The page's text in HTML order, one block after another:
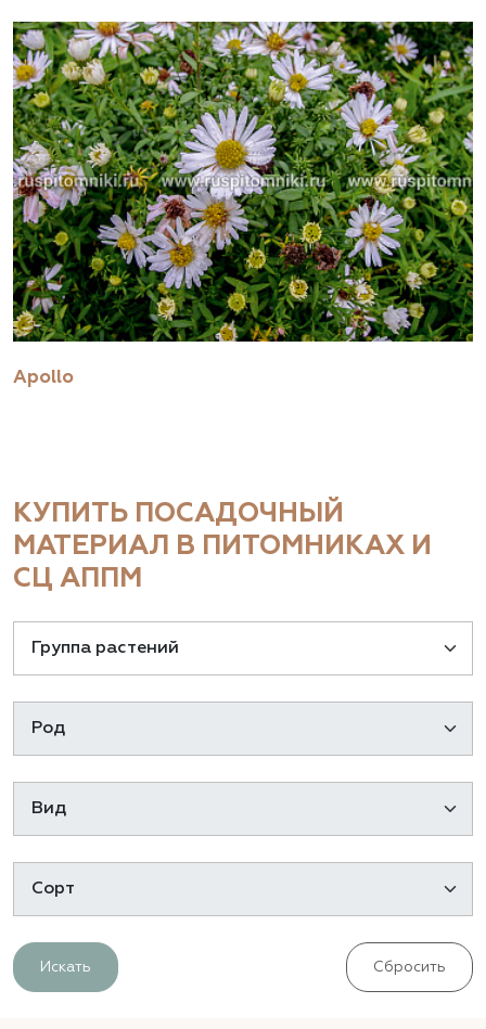
Apollo
КУПИТЬ ПОСАДОЧНЫЙ
МАТЕРИАЛ В ПИТОМНИКАХ И
СЦ АППМ
Искать Сбросить